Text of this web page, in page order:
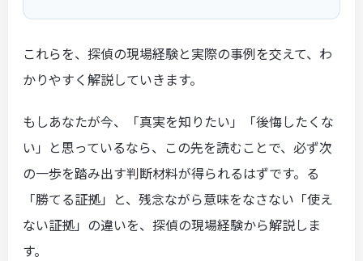
これらを、探偵の現場経験と実際の事例を交えて、わ
かりやすく解説していきます。
もしあなたが今、「真実を知りたい」「後悔したくな
い」と思っているなら、この先を読むことで、必ず次
の一歩を踏み出す判断材料が得られるはずです。る
「勝てる証拠」と、残念ながら意味をなさない「使え
ない証拠」の違いを、探偵の現場経験から解説しま
す。